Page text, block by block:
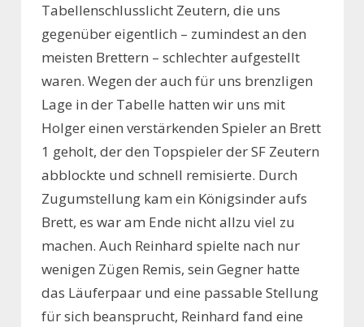
Tabellenschlusslicht Zeutern, die uns
gegenüber eigentlich – zumindest an den
meisten Brettern – schlechter aufgestellt
waren. Wegen der auch für uns brenzligen
Lage in der Tabelle hatten wir uns mit
Holger einen verstärkenden Spieler an Brett
1 geholt, der den Topspieler der SF Zeutern
abblockte und schnell remisierte. Durch
Zugumstellung kam ein Königsinder aufs
Brett, es war am Ende nicht allzu viel zu
machen. Auch Reinhard spielte nach nur
wenigen Zügen Remis, sein Gegner hatte
das Läuferpaar und eine passable Stellung
für sich beansprucht, Reinhard fand eine